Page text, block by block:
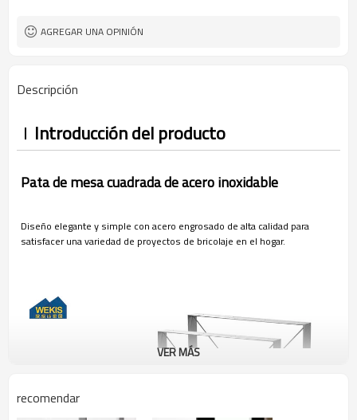
AGREGAR UNA OPINIÓN
Descripción
Introducción del producto
Pata de mesa cuadrada de acero inoxidable
Diseño elegante y simple con acero engrosado de alta calidad para
satisfacer una variedad de proyectos de bricolaje en el hogar.
VER MÁS
recomendar